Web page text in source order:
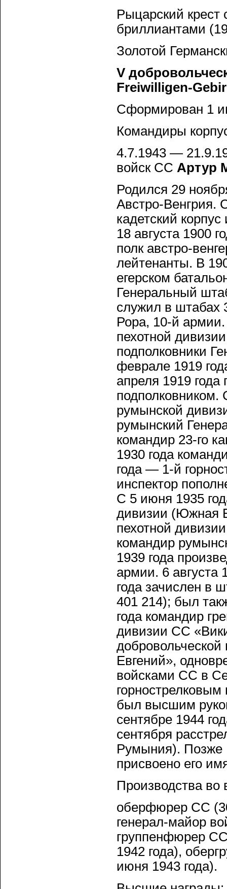
Рыцарский
бриллиантами
Золотой
V
Freiwilligen-
Сформирован 1
Командиры
4.7.1943 —
войск СС Артур
Родился 29
Австро-Венгрия.
кадетский
18 августа 1900
полк австро-
лейтенанты. В
егерском
Генеральный
служил в штабах
Рора, 10-й
пехотной
подполковники
феврале 1919
апреля 1919
подполковником.
румынской
румынский
командир 23-го
1930 года
года — 1-й
инспектор
С 5 июня 1935
дивизии (Южная
пехотной
командир
1939 года
армии. 6 августа
года зачислен в
401 214); был
года командир
дивизии СС
Евгений»,
войсками СС в
был высшим
сентябре 1944
сентября
Румыния). Позже
присвоено его
Производства
оберфюрер СС
генерал-майор
группенфюрер
1942 года),
июня 1943 года).